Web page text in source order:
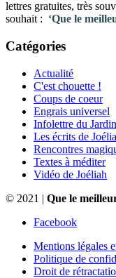
lettres gratuites, très
souhait : ‘Que le
Catégories
Actualité
C'est chouette !
Coups de coeur
Engrais universel
Infolettre du Jardin
Les écrits de
Rencontres
Textes à méditer
Vidéo de Joéliah
© 2021 | Que le
Facebook
Mentions légales
Politique de
Droit de